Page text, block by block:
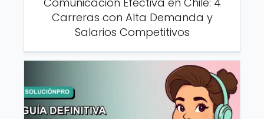
Carreras con Alta Demanda y
Salarios Competitivos